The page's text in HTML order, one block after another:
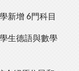
新增 6門科目
生德語與數學